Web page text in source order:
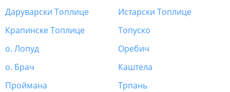
Даруварски Топлице
Истарски Топлице
Крапинске Топлице
Топуско
о. Лопуд
Оребич
о. Брач
Каштела
Проймана
Трпань